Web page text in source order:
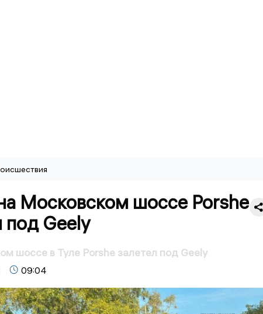
Московском шоссе Porshe
под Geely
шоссе в Туле Porshe залетел под Geely
09:04